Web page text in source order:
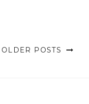
OLDER POSTS